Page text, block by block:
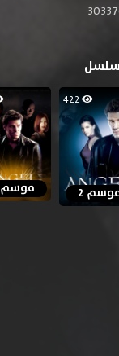
2 موسم 3